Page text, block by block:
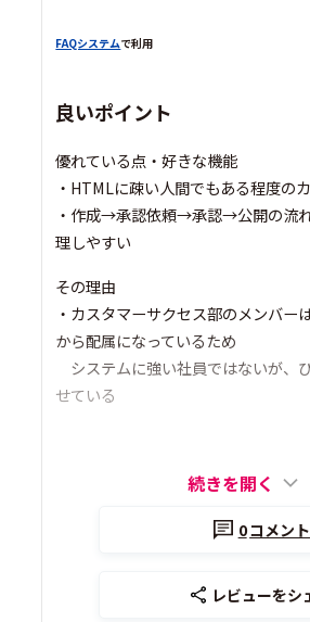
FAQシステムで利用
良いポイント
優れている点・好きな機能
・HTMLに疎い人間でもある程度の
・作成→承認依頼→承認→公開の流
理しやすい
その理由
・カスタマーサクセス部のメンバー
から配属になっているため
システムに強い社員ではないが、
せている
続きを開く
0コメント
レビューをシ